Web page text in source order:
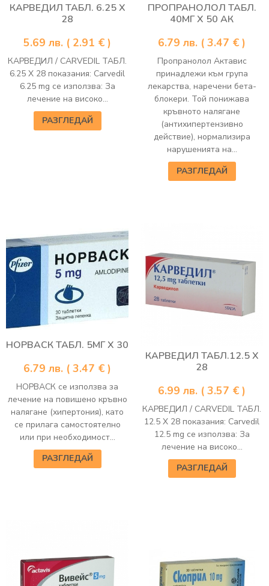
КАРВЕДИЛ ТАБЛ. 6.25 Х
28
5.69 лв. ( 2.91 € )
КАРВЕДИЛ / CARVEDIL ТАБЛ.
6.25 Х 28 показания: Carvedil
6.25 mg се използва: За
лечение на високо...
РАЗГЛЕДАЙ
ПРОПРАНОЛОЛ ТАБЛ.
40МГ Х 50 АК
6.79 лв. ( 3.47 € )
Пропранолол Актавис
принадлежи към група
лекарства, наречени бета-
блокери. Той понижава
кръвното налягане
(антихипертензивно
действие), нормализира
нарушенията на...
РАЗГЛЕДАЙ
НОРВАСК ТАБЛ. 5МГ Х 30
6.79 лв. ( 3.47 € )
НОРВАСК се използва за
лечение на повишено кръвно
налягане (хипертония), като
се прилага самостоятелно
или при необходимост...
РАЗГЛЕДАЙ
КАРВЕДИЛ ТАБЛ.12.5 Х
28
6.99 лв. ( 3.57 € )
КАРВЕДИЛ / CARVEDIL ТАБЛ.
12.5 Х 28 показания: Carvedil
12.5 mg се използва: За
лечение на високо...
РАЗГЛЕДАЙ